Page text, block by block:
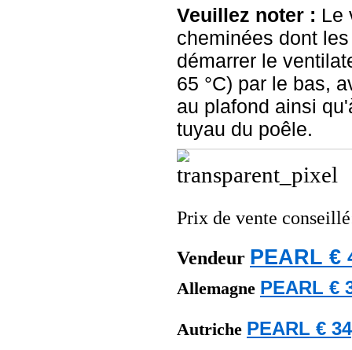
Veuillez noter : Le
cheminées dont
démarrer le
65 °C) par le bas,
au plafond ainsi
tuyau du poêle.
Prix de vente
Vendeur PEARL €
Allemagne PEARL €
Autriche PEARL €